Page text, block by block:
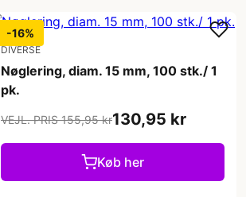
-16%
DIVERSE
Nøglering, diam. 15 mm, 100 stk./ 1
pk.
VEJL. PRIS 155,95 kr130,95 kr
Køb her